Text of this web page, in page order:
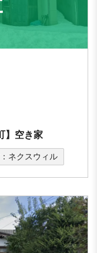
】空き家
ネクスウィル